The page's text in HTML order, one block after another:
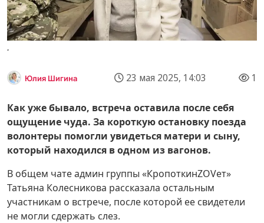
.
Юлия Шигина 23 мая 2025, 14:03 1
Как уже бывало, встреча оставила после себя
ощущение чуда. За короткую остановку поезда
волонтеры помогли увидеться матери и сыну,
который находился в одном из вагонов.
В общем чате админ группы «КропоткинZOVет»
Татьяна Колесникова рассказала остальным
участникам о встрече, после которой ее свидетели
не могли сдержать слез.